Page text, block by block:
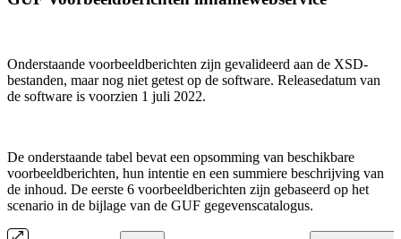
Onderstaande voorbeeldberichten zijn gevalideerd aan de XSD-
bestanden, maar nog niet getest op de software. Releasedatum van
de software is voorzien 1 juli 2022.
De onderstaande tabel bevat een opsomming van beschikbare
voorbeeldberichten, hun intentie en een summiere beschrijving van
de inhoud. De eerste 6 voorbeeldberichten zijn gebaseerd op het
scenario in de bijlage van de GUF gegevenscatalogus.